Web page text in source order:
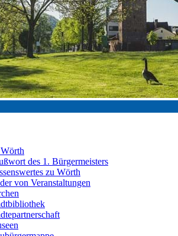
des 1. Bürgermeisters
zu Wörth
von Veranstaltungen